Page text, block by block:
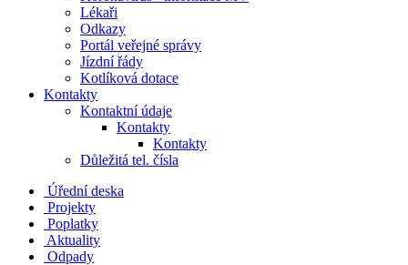
Lékaři
Odkazy
Portál veřejné správy
Jízdní řády
Kotlíková dotace
Kontakty
Kontaktní údaje
Kontakty
Kontakty
Důležitá tel. čísla
Úřední deska
Projekty
Poplatky
Aktuality
Odpady